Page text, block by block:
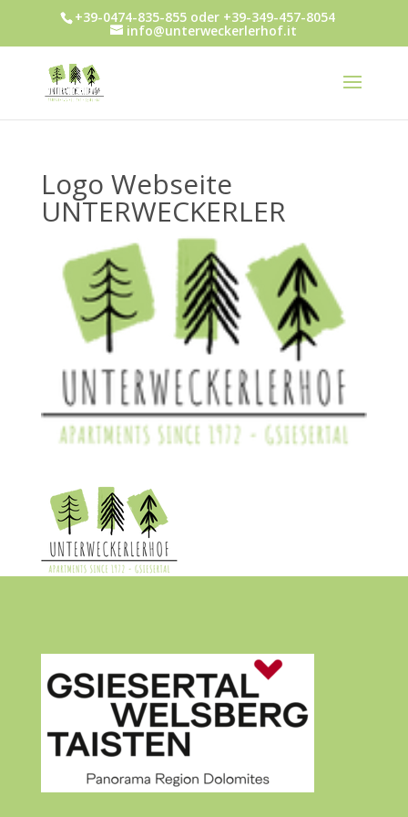
+39-0474-835-855 oder +39-349-457-8054
info@unterweckerlerhof.it
Logo Webseite
UNTERWECKERLER